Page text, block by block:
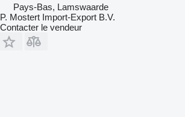
Pays-Bas, Lamswaarde
P. Mostert Import-Export B.V.
Contacter le vendeur